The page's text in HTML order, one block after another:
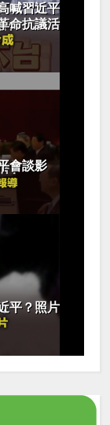
喊習近平
命抗議活
會談影
平？照片